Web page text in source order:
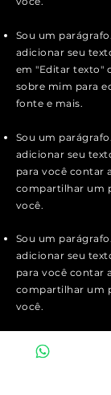
Sou um
adicionar seu
em "Editar texto"
sobre mim para
fonte e mais.
Sou um
adicionar seu
para você contar
compartilhar um
você.
Sou um
adicionar seu
para você contar
compartilhar um
você.
adicionar seu